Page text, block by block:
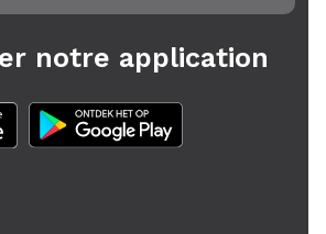
notre application